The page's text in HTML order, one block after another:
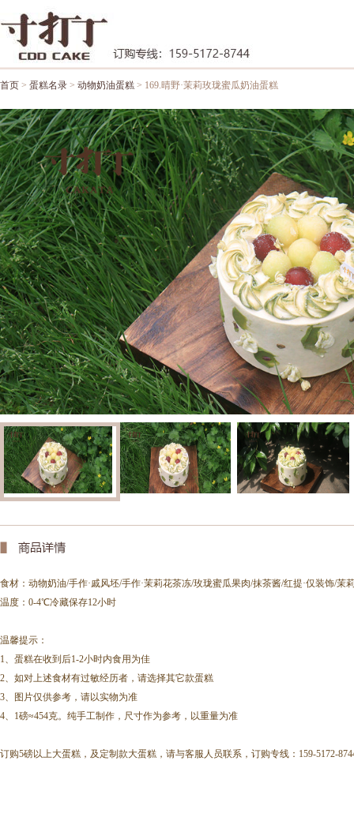
首页 > 蛋糕名录 > 动物奶油蛋糕 > 169.晴野·茉莉玫珑蜜瓜奶油蛋糕
食材： 动物奶油/手作·戚风坯/手作·茉莉花茶冻/玫珑蜜瓜果肉/抹茶酱/红提·仅装饰/茉
温度：0-4℃冷藏保存12小时
温馨提示：
1、蛋糕在收到后1-2小时内食用为佳
2、如对上述食材有过敏经历者，请选择其它款蛋糕
3、图片仅供参考，请以实物为准
4、1磅≈454克。纯手工制作，尺寸作为参考，以重量为准
订购5磅以上大蛋糕，及定制款大蛋糕，请与客服人员联系，订购专线：159-5172-